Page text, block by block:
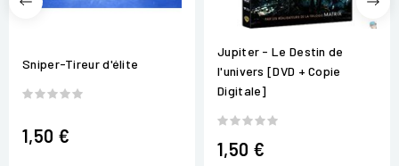
Sniper-Tireur d'élite
1,50 €
Jupiter - Le Destin de
l'univers [DVD + Copie
Digitale]
1,50 €